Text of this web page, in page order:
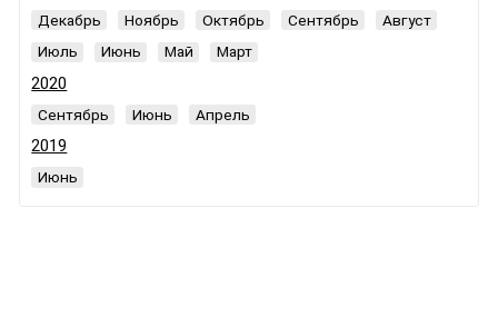
Декабрь Ноябрь Октябрь Сентябрь
Август
Июль
Июнь Май Март
2020
Сентябрь Июнь Апрель
2019
Июнь